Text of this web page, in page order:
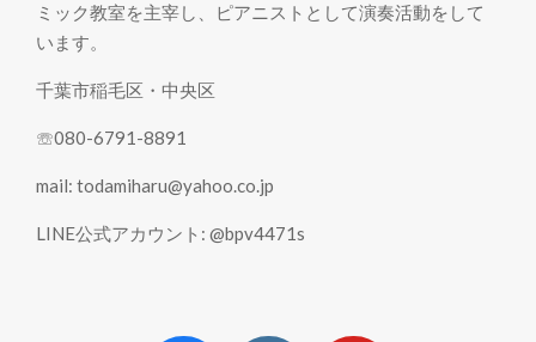
ミック教室を主宰し、ピアニストとして演奏活動をして
います。
千葉市稲毛区・中央区
☏080-6791-8891
mail: todamiharu@yahoo.co.jp
LINE公式アカウント: @bpv4471s